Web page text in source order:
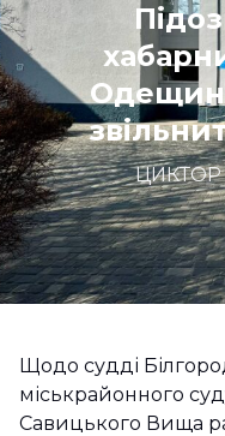
ЦИКТОР
Щодо судді
міськрайонного
Савицького Вища